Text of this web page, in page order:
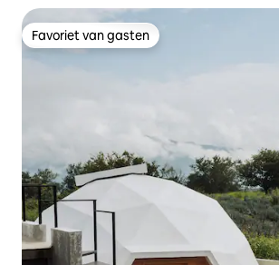
Favoriet van gasten
Favoriet van gasten